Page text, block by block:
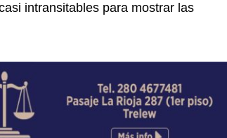
intransitables para mostrar las